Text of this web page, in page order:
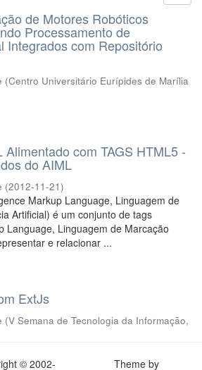
de Motores Robóticos
Processamento de
Integrados com Repositório
(Centro Universitário Eurípides de Marília
Alimentado com TAGS HTML5 -
do AIML
(2012-11-21)
Markup Language, Linguagem de
Artificial) é um conjunto de tags
Language, Linguagem de Marcação
e relacionar ...
ExtJs
(V Semana de Tecnologia da Informação,
© 2002- Theme by